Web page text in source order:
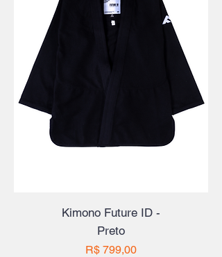
Kimono Future ID -
Preto
Preço
R$ 799,00